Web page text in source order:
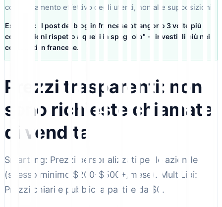
comportamento effettivo degli utenti, non alle supposizioni.
Esempio: "I post del blog in francese ottengono 3 volte più
condivisioni rispetto a quelli in spagnolo" → investi di più nei
contenuti in francese.
Prezzi trasparenti: non
sono richieste chiamate
di vendita
Smartling: Prezzi personalizzati per le aziende
(spesso minimo $200-$500+/mese). MultiLipi:
Prezzi chiari e pubblici a partire da $0.